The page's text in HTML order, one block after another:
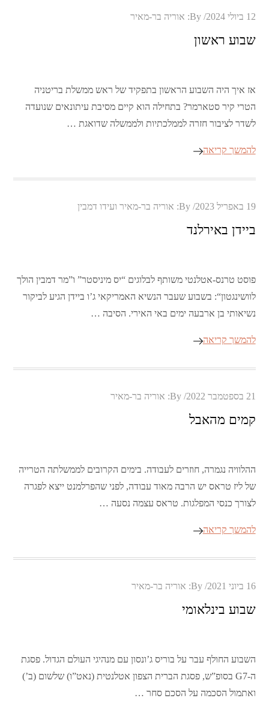
Posted
12 ביולי 2024 By: אוריה בר-מאיר
שבוע ראשון
אז איך היה השבוע הראשון בתפקיד של ראש ממשלת בריטניה
הטרי קיר סטארמר? בתחילה הוא קיים מסיבת עיתונאים שנועדה
לשדר לציבור חזרה לממלכתיות ולממשלה שדואגת …
להמשך קריאה
Posted
19 באפריל 2023 By: אוריה בר-מאיר ועידו דמבין
ביידן באירלנד
פוסט טרנס-אטלנטי משותף לבלוגים “יס מיניסטר” ו”מר דמבין הולך
לוושינגטון“: בשבוע שעבר הנשיא האמריקאי ג’ו ביידן הגיע לביקור
נשיאותי בן ארבעה ימים באי האירי. הסיבה …
להמשך קריאה
Posted
21 בספטמבר 2022 By: אוריה בר-מאיר
קמים מהאבל
ההלוויה נגמרה, חוזרים לעבודה. בימים הקרובים לממשלתה הטרייה
של ליז טראס יש הרבה מאוד עבודה, לפני שהפרלמנט ייצא לפגרה
לצורך כנסי המפלגות. טראס עצמה נסעה …
להמשך קריאה
Posted
16 ביוני 2021 By: אוריה בר-מאיר
שבוע בינלאומי
השבוע החולף עבר על בוריס ג’ונסון עם מנהיגי העולם הגדול. פסגת
ה-G7 בסופ”ש, פסגת הברית הצפון אטלנטית (נאט”ו) שלשום (ב’)
ואתמול הסכמה על הסכם סחר …